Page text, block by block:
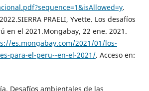
.
PRAELI, Yvette. Los desafíos
en el 2021.Mongabay, 22 ene. 2021.
es.mongabay.com/2021/01/los-
para-el-peru--en-el-2021/. Acceso en:
Desafíos ambientales de las